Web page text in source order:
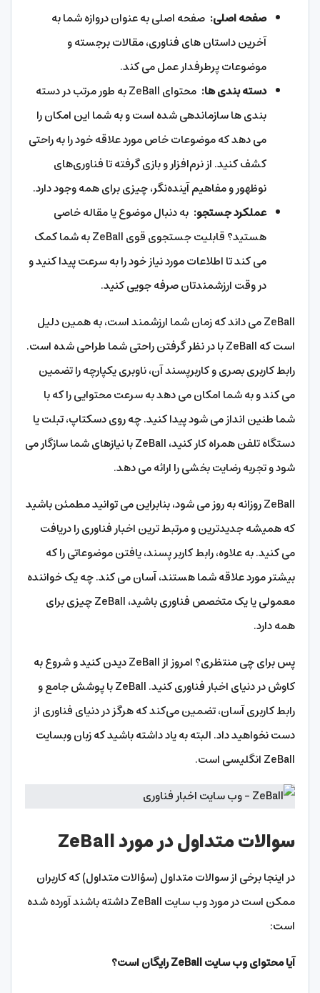
صفحه اصلی: صفحه اصلی به عنوان دروازه شما به
آخرین داستان های فناوری، مقالات برجسته و
موضوعات پرطرفدار عمل می کند.
دسته بندی ها:
محتوای ZeBall به طور مرتب در دسته
بندی ها سازماندهی شده است و به شما این امکان را
می دهد که موضوعات خاص مورد علاقه خود را به راحتی
کشف کنید. از نرم‌افزار و بازی گرفته تا فناوری‌های
نوظهور و مفاهیم آینده‌نگر، چیزی برای همه وجود دارد.
عملکرد جستجو: به دنبال موضوع یا مقاله خاصی
هستید؟ قابلیت جستجوی قوی ZeBall به شما کمک
می کند تا اطلاعات مورد نیاز خود را به سرعت پیدا کنید و
در وقت ارزشمندتان صرفه جویی کنید.
ZeBall می داند که زمان شما ارزشمند است، به همین دلیل
است که ZeBall با در نظر گرفتن راحتی شما طراحی شده است.
رابط کاربری بصری و کاربرپسند آن، ناوبری یکپارچه را تضمین
می کند و به شما امکان می دهد به سرعت محتوایی را که با
شما طنین انداز می شود پیدا کنید. چه روی دسکتاپ، تبلت یا
دستگاه تلفن همراه کار کنید، ZeBall با نیازهای شما سازگار می
شود و تجربه رضایت بخشی را ارائه می دهد.
ZeBall روزانه به روز می شود، بنابراین می توانید مطمئن باشید
که همیشه جدیدترین و مرتبط ترین اخبار فناوری را دریافت
می کنید. به علاوه، رابط کاربر پسند، یافتن موضوعاتی را که
بیشتر مورد علاقه شما هستند، آسان می کند. چه یک خواننده
معمولی یا یک متخصص فناوری باشید، ZeBall چیزی برای
همه دارد.
پس برای چی منتظری؟ امروز از ZeBall دیدن کنید و شروع به
کاوش در دنیای اخبار فناوری کنید. ZeBall با پوشش جامع و
رابط کاربری آسان، تضمین می‌کند که هرگز در دنیای فناوری از
دست نخواهید داد. البته به یاد داشته باشید که زبان وبسایت
ZeBall انگلیسی است.
سوالات متداول در مورد ZeBall
در اینجا برخی از سوالات متداول (سؤالات متداول) که کاربران
ممکن است در مورد وب سایت ZeBall داشته باشند آورده شده
است:
آیا محتوای وب سایت ZeBall رایگان است؟